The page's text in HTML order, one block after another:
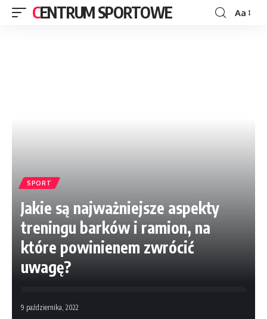
CENTRUM SPORTOWE Aa
SPORT
Jakie są najważniejsze aspekty
treningu barków i ramion, na
które powinienem zwrócić
uwagę?
9 października, 2022